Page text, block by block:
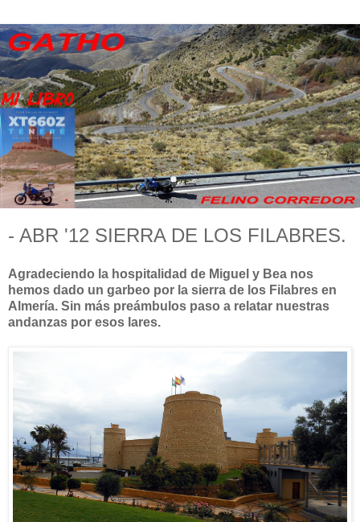
- ABR '12 SIERRA DE LOS FILABRES.
Agradeciendo la hospitalidad de Miguel y Bea nos
hemos dado un garbeo por la sierra de los Filabres en
Almería. Sin más preámbulos paso a relatar nuestras
andanzas por esos lares.